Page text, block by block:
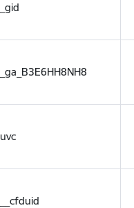
_gid
_ga_B3E6HH8NH8
uvc
__cfduid